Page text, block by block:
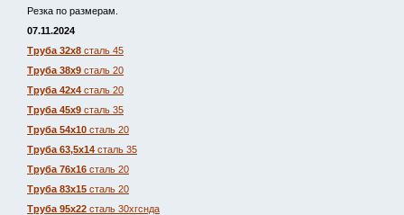
Резка по размерам.
07.11.2024
Труба 32х8 сталь 45
Труба 38х9 сталь 20
Труба 42х4 сталь 20
Труба 45х9 сталь 35
Труба 54х10 сталь 20
Труба 63,5х14 сталь 35
Труба 76х16 сталь 20
Труба 83х15 сталь 20
Труба 95х22 сталь 30хгснда